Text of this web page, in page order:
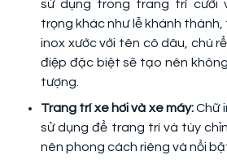
sử dụng trong trang trí cưới
trọng khác như lễ khánh thành,
inox xước với tên cô dâu, chú
điệp đặc biệt sẽ tạo nên
tượng.
Trang trí xe hơi và xe máy:Chữ
sử dụng để trang trí và tùy
nên phong cách riêng và nổi